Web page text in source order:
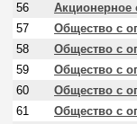
56
Акционерное
57
Общество с
58
Общество с
59
Общество с
60
Общество с
61
Общество с